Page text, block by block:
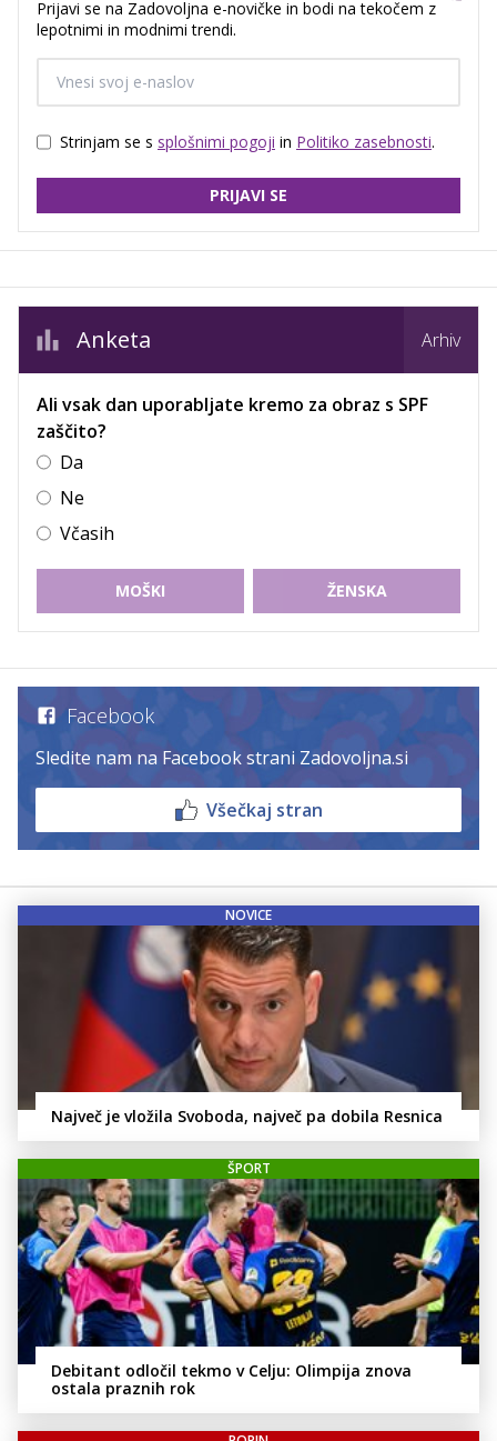
Prijavi se na Zadovoljna e-novičke in bodi na tekočem z
lepotnimi in modnimi trendi.
Strinjam se s splošnimi pogoji in Politiko zasebnosti.
PRIJAVI SE
Anketa Arhiv
Ali vsak dan uporabljate kremo za obraz s SPF
zaščito?
Da
Ne
Včasih
MOŠKI ŽENSKA
Facebook
Sledite nam na Facebook strani Zadovoljna.si
Všečkaj stran
NOVICE
Največ je vložila Svoboda, največ pa dobila Resnica
ŠPORT
Debitant odločil tekmo v Celju: Olimpija znova
ostala praznih rok